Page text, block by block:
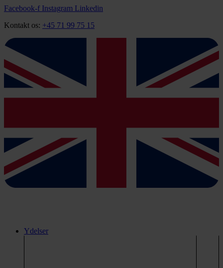
Videre
indhold
Facebook-f Instagram Linkedin
Kontakt os: +45 71 99 75 15
Ydelser